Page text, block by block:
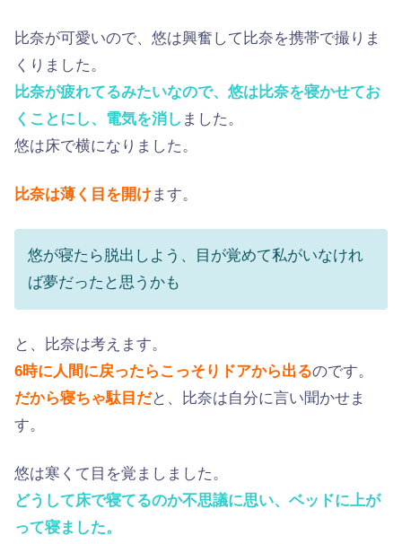
比奈が可愛いので、悠は興奮して比奈を携帯で撮りま
くりました。
比奈が疲れてるみたいなので、悠は比奈を寝かせてお
くことにし、電気を消し ました。
悠は床で横になりました。
比奈は薄く目を開け ます。
悠が寝たら脱出しよう、目が覚めて私がいなけれ
ば夢だったと思うかも
と、比奈は考えます。
6時に人間に戻ったらこっそりドアから出るのです。
だから寝ちゃ駄目だと、比奈は自分に言い聞かせま
す。
悠は寒くて目を覚ましました。
どうして床で寝てるのか不思議に思い、ベッドに上が
って寝ました。